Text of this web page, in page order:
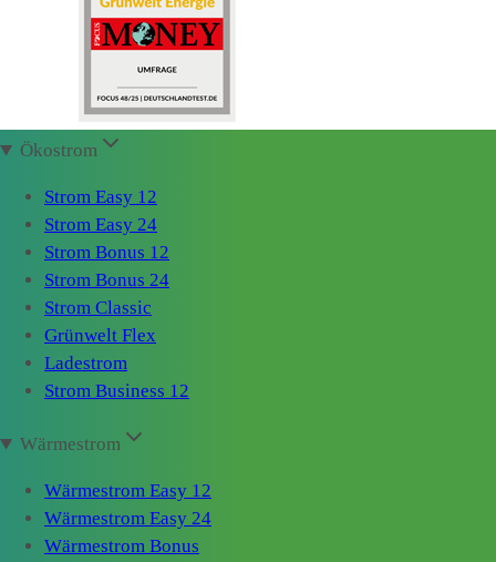
Ökostrom
Strom Easy 12
Strom Easy 24
Strom Bonus 12
Strom Bonus 24
Strom Classic
Grünwelt Flex
Ladestrom
Strom Business 12
Wärmestrom
Wärmestrom Easy 12
Wärmestrom Easy 24
Wärmestrom Bonus